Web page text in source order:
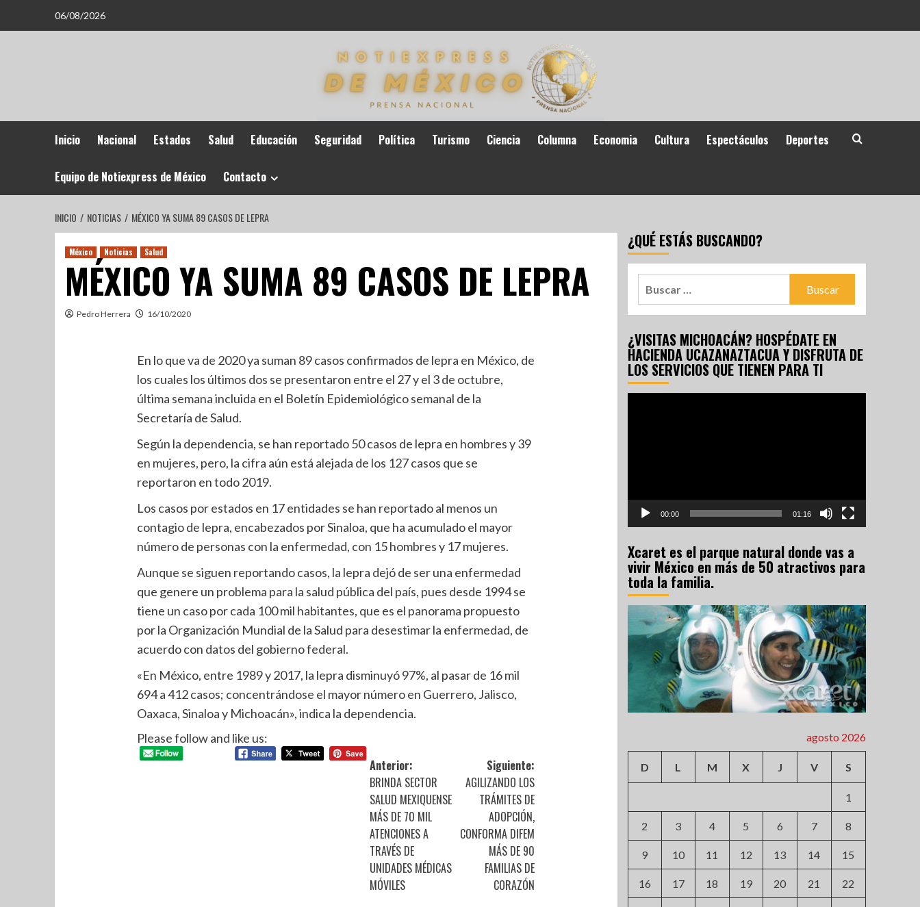
06/08/2026
Inicio Nacional Estados Salud Educación Seguridad Política Turismo Ciencia Columna Economia Cultura Espectáculos Deportes
Equipo de Notiexpress de México Contacto
INICIO NOTICIAS MÉXICO YA SUMA 89 CASOS DE LEPRA
México Noticias Salud
MÉXICO YA SUMA 89 CASOS DE LEPRA
Pedro Herrera 16/10/2020
En lo que va de 2020 ya suman 89 casos confirmados de lepra en México, de
los cuales los últimos dos se presentaron entre el 27 y el 3 de octubre,
última semana incluida en el Boletín Epidemiológico semanal de la
Secretaría de Salud.
Según la dependencia, se han reportado 50 casos de lepra en hombres y 39
en mujeres, pero, la cifra aún está alejada de los 127 casos que se
reportaron en todo 2019.
Los casos por estados en 17 entidades se han reportado al menos un
contagio de lepra, encabezados por Sinaloa, que ha acumulado el mayor
número de personas con la enfermedad, con 15 hombres y 17 mujeres.
Aunque se siguen reportando casos, la lepra dejó de ser una enfermedad
que genere un problema para la salud pública del país, pues desde 1994 se
tiene un caso por cada 100 mil habitantes, que es el panorama propuesto
por la Organización Mundial de la Salud para desestimar la enfermedad, de
acuerdo con datos del gobierno federal.
«En México, entre 1989 y 2017, la lepra disminuyó 97%, al pasar de 16 mil
694 a 412 casos; concentrándose el mayor número en Guerrero, Jalisco,
Oaxaca, Sinaloa y Michoacán», indica la dependencia.
Please follow and like us:
Anterior:
BRINDA SECTOR
SALUD MEXIQUENSE
MÁS DE 70 MIL
ATENCIONES A
TRAVÉS DE
UNIDADES MÉDICAS
MÓVILES
Siguiente:
AGILIZANDO LOS
TRÁMITES DE
ADOPCIÓN,
CONFORMA DIFEM
MÁS DE 90
FAMILIAS DE
CORAZÓN
¿QUÉ ESTÁS BUSCANDO?
¿VISITAS MICHOACÁN? HOSPÉDATE EN
HACIENDA UCAZANAZTACUA Y DISFRUTA DE
LOS SERVICIOS QUE TIENEN PARA TI
00:00 01:16
Xcaret es el parque natural donde vas a
vivir México en más de 50 atractivos para
toda la familia.
agosto 2026
D L M X J V S
1
2 3 4 5 6 7 8
9 10 11 12 13 14 15
16 17 18 19 20 21 22